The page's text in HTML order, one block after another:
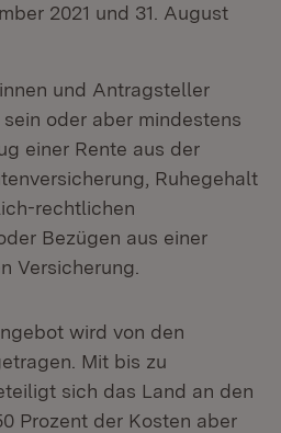
2021 und 31. August
und Antragsteller
oder aber mindestens
einer Rente aus der
Ruhegehalt
rechtlichen
Bezügen aus einer
Versicherung.
wird von den
Mit bis zu
sich das Land an den
Prozent der Kosten aber